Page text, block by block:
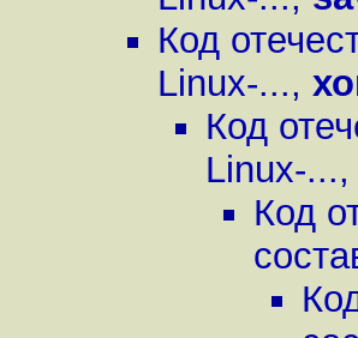
Код
Linux-...,
Код
Linux-...,
Код